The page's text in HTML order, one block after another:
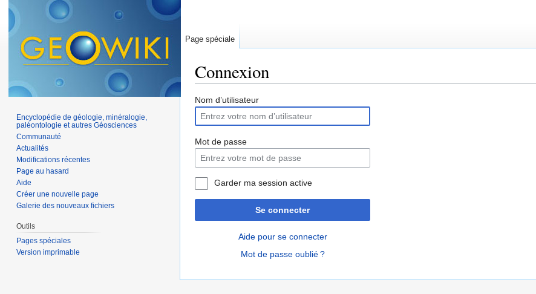
Connexion
Nom d’utilisateur
Mot de passe
Garder ma session active
Se connecter
Aide pour se connecter
Mot de passe oublié ?
Page spéciale
Encyclopédie de géologie, minéralogie,
paléontologie et autres Géosciences
Communauté
Actualités
Modifications récentes
Page au hasard
Aide
Créer une nouvelle page
Galerie des nouveaux fichiers
Outils
Pages spéciales
Version imprimable